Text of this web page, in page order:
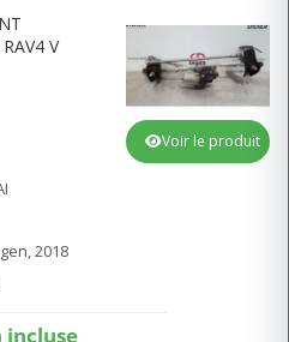
V
2018
incluse
Voir le produit